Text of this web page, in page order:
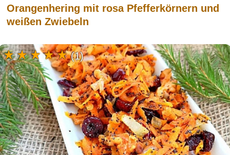
Orangenhering mit rosa Pfefferkörnern und
weißen Zwiebeln
(1)